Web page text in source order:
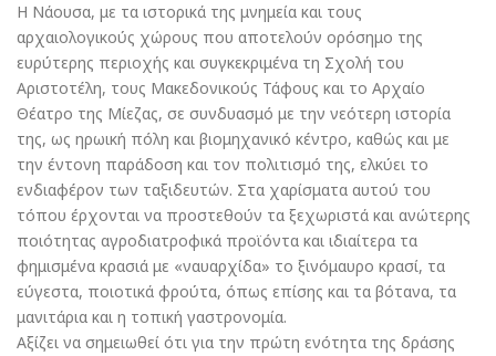
Η Νάουσα, με τα ιστορικά της μνημεία και τους
αρχαιολογικούς χώρους που αποτελούν ορόσημο της
ευρύτερης περιοχής και συγκεκριμένα τη Σχολή του
Αριστοτέλη, τους Μακεδονικούς Τάφους και το Αρχαίο
Θέατρο της Μίεζας, σε συνδυασμό με την νεότερη ιστορία
της, ως ηρωική πόλη και βιομηχανικό κέντρο, καθώς και με
την έντονη παράδοση και τον πολιτισμό της, ελκύει το
ενδιαφέρον των ταξιδευτών. Στα χαρίσματα αυτού του
τόπου έρχονται να προστεθούν τα ξεχωριστά και ανώτερης
ποιότητας αγροδιατροφικά προϊόντα και ιδιαίτερα τα
φημισμένα κρασιά με «ναυαρχίδα» το ξινόμαυρο κρασί, τα
εύγεστα, ποιοτικά φρούτα, όπως επίσης και τα βότανα, τα
μανιτάρια και η τοπική γαστρονομία.
Αξίζει να σημειωθεί ότι για την πρώτη ενότητα της δράσης